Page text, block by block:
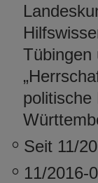
Tübingen
politische
Seit 11/
11/2016-